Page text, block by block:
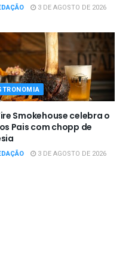
3 DE AGOSTO DE 2026
Smokehouse celebra o
Pais com chopp de
3 DE AGOSTO DE 2026